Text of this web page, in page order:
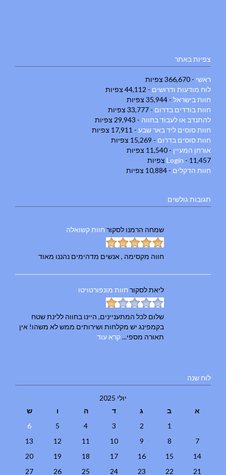
צפיות באתר
ראשי - 366,670 צפיות
לוח מודעות ודרושים - 44,112 צפיות
חוות בישראל - 35,944 צפיות
חוות בודדים בדרום - 33,777 צפיות
להתנדב או לעבוד בחווה - 29,943 צפיות
חוות סוסים ליד באר שבע - 17,911 צפיות
חוות סוסים בדרום - 15,269 צפיות
אורחן המעיין - 11,540 צפיות
Login - 11,457 צפיות
חוות הדקלים - 10,884 צפיות
תגובות גולשים
שמחה הרמנו לסקור חוות קשואלה
חווה מקסימה , אנשים מדהימים נהננו מאוד
ליאתלסקור חוות מונפורטויטו
שלום לכל המתעניינים, היינו בחווה ללינת שטח
בקמפינג יש מקלחות ושירותים ממש לא משהו! אין
תאורה מספי...קרא עוד
לוח שנה
יולי 2025
א
ב ג ד ה ו
ש
1
2
3
4
5
6
7
8
9
10
11
12
13
14
15
16
17
18
19
20
21
22
23
24
25
26
27